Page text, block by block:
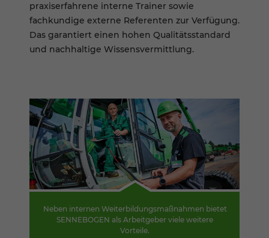
praxiserfahrene interne Trainer sowie
fachkundige externe Referenten zur Verfügung.
Das garantiert einen hohen Qualitätsstandard
und nachhaltige Wissensvermittlung.
Neben internen Weiterbildungsmaßnahmen bietet
SENNEBOGEN als Arbeitgeber viele weitere
Vorteile.